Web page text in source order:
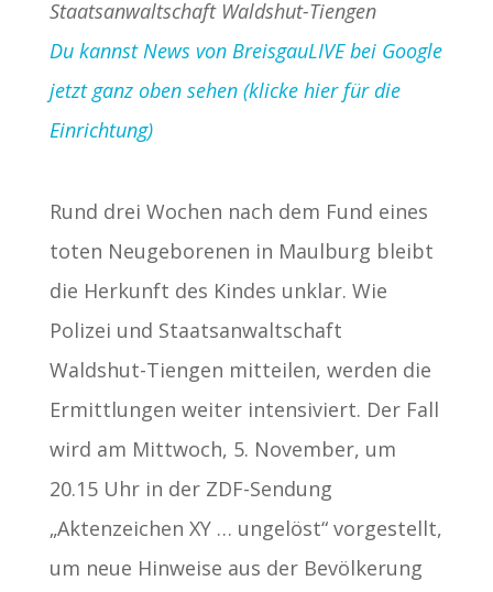
Staatsanwaltschaft Waldshut-Tiengen
Du kannst News von BreisgauLIVE bei Google
jetzt ganz oben sehen (klicke hier für die
Einrichtung)
Rund drei Wochen nach dem Fund eines
toten Neugeborenen in Maulburg bleibt
die Herkunft des Kindes unklar. Wie
Polizei und Staatsanwaltschaft
Waldshut-Tiengen mitteilen, werden die
Ermittlungen weiter intensiviert. Der Fall
wird am Mittwoch, 5. November, um
20.15 Uhr in der ZDF-Sendung
„Aktenzeichen XY … ungelöst“ vorgestellt,
um neue Hinweise aus der Bevölkerung